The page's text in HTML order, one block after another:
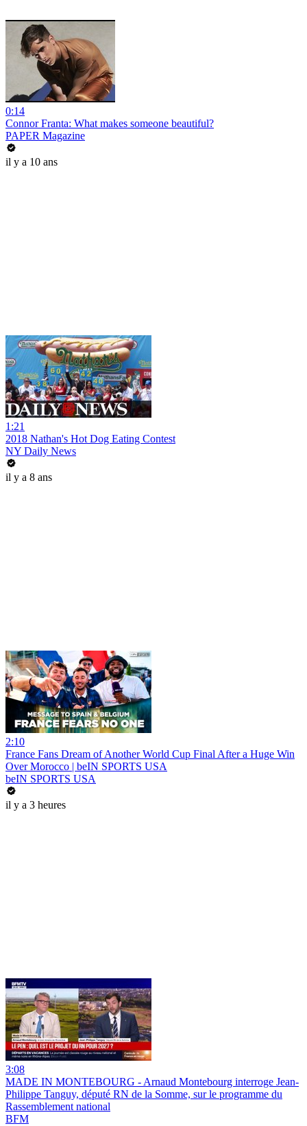
0:14
Connor Franta: What makes someone beautiful?
PAPER Magazine
il y a 10 ans
1:21
2018 Nathan's Hot Dog Eating Contest
NY Daily News
il y a 8 ans
2:10
France Fans Dream of Another World Cup Final After a Huge Win
Over Morocco | beIN SPORTS USA
beIN SPORTS USA
il y a 3 heures
3:08
MADE IN MONTEBOURG - Arnaud Montebourg interroge Jean-
Philippe Tanguy, député RN de la Somme, sur le programme du
Rassemblement national
BFM